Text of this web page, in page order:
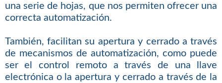
una serie de hojas, que nos permiten ofrecer una
correcta automatización.
También, facilitan su apertura y cerrado a través
de mecanismos de automatización, como puede
ser el control remoto a través de una llave
electrónica o la apertura y cerrado a través de la